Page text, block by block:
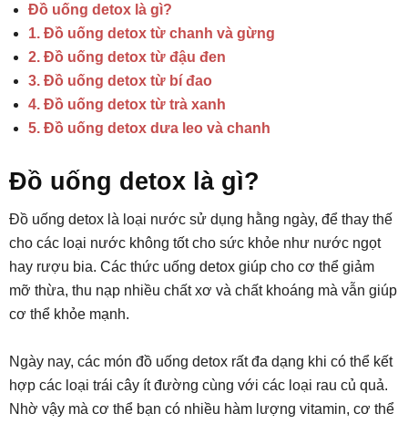
Đồ uống detox là gì?
1. Đồ uống detox từ chanh và gừng
2. Đồ uống detox từ đậu đen
3. Đồ uống detox từ bí đao
4. Đồ uống detox từ trà xanh
5. Đồ uống detox dưa leo và chanh
Đồ uống detox là gì?
Đồ uống detox là loại nước sử dụng hằng ngày, để thay thế
cho các loại nước không tốt cho sức khỏe như nước ngọt
hay rượu bia. Các thức uống detox giúp cho cơ thể giảm
mỡ thừa, thu nạp nhiều chất xơ và chất khoáng mà vẫn giúp
cơ thể khỏe mạnh.
Ngày nay, các món đồ uống detox rất đa dạng khi có thể kết
hợp các loại trái cây ít đường cùng với các loại rau củ quả.
Nhờ vậy mà cơ thể bạn có nhiều hàm lượng vitamin, cơ thể